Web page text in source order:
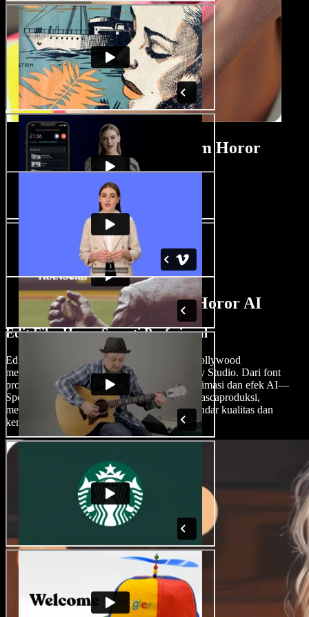
Tutorial Pembuat Film Horor
Fitur Pembuat Film Horor AI
Edit Film Horor Seperti Profesional
Edit film horor Anda dengan presisi editor Hollywood
menggunakan fitur berbasis AI dari Speechify Studio. Dari font
profesional, efek suara mencekam, hingga animasi dan efek AI—
Speechify Studio menyederhanakan proses pascaproduksi,
memastikan karya horor Anda memenuhi standar kualitas dan
kengerian tertinggi.